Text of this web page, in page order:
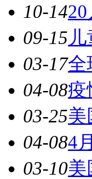
10-14
09-15
03-17全
04-08疫
03-25美
04-084
03-10美